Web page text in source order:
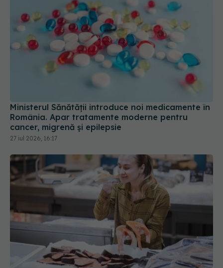
Ministerul Sănătății introduce noi medicamente în
România. Apar tratamente moderne pentru
cancer, migrenă și epilepsie
27 iul 2026, 16:17